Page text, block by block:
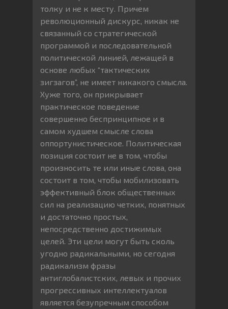
толку и не к месту. Причем
революционный дискурс, никак не
связанный со стратегической
программой и последовательной
политической линией, лежащей в
основе любых “тактических
зигзагов”, не имеет никакого смысла.
Хуже того, он прикрывает
практическое поведение
совершенно беспринципное и в
самом худшем смысле слова
оппортунистическое. Политическая
позиция состоит не в том, чтобы
произносить те или иные слова, она
состоит в том, чтобы мобилизовать
эффективный блок общественных
сил на реализацию четких, понятных
и достаточно простых,
непосредственно достижимых
целей. Эти цели могут быть сколь
угодно радикальными, но сегодня
радикализм фразы
антиглобалистских, левых и прочих
прогрессивных интеллектуалов
является безупречным способом